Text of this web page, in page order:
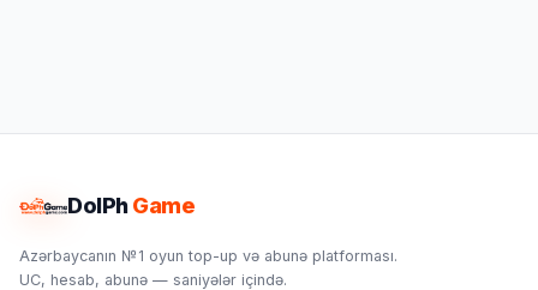
DolPhGame
Azərbaycanın №1 oyun top-up və abunə platforması.
UC, hesab, abunə — saniyələr içində.